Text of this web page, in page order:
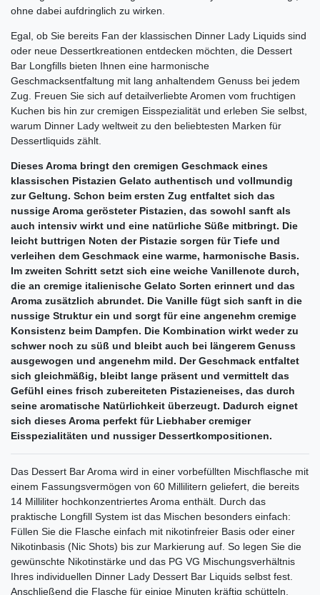
ohne dabei aufdringlich zu wirken.
Egal, ob Sie bereits Fan der klassischen Dinner Lady Liquids sind
oder neue Dessertkreationen entdecken möchten, die Dessert
Bar Longfills bieten Ihnen eine harmonische
Geschmacksentfaltung mit lang anhaltendem Genuss bei jedem
Zug. Freuen Sie sich auf detailverliebte Aromen vom fruchtigen
Kuchen bis hin zur cremigen Eisspezialität und erleben Sie selbst,
warum Dinner Lady weltweit zu den beliebtesten Marken für
Dessertliquids zählt.
Dieses Aroma bringt den cremigen Geschmack eines
klassischen Pistazien Gelato authentisch und vollmundig
zur Geltung. Schon beim ersten Zug entfaltet sich das
nussige Aroma gerösteter Pistazien, das sowohl sanft als
auch intensiv wirkt und eine natürliche Süße mitbringt. Die
leicht buttrigen Noten der Pistazie sorgen für Tiefe und
verleihen dem Geschmack eine warme, harmonische Basis.
Im zweiten Schritt setzt sich eine weiche Vanillenote durch,
die an cremige italienische Gelato Sorten erinnert und das
Aroma zusätzlich abrundet. Die Vanille fügt sich sanft in die
nussige Struktur ein und sorgt für eine angenehm cremige
Konsistenz beim Dampfen. Die Kombination wirkt weder zu
schwer noch zu süß und bleibt auch bei längerem Genuss
ausgewogen und angenehm mild. Der Geschmack entfaltet
sich gleichmäßig, bleibt lange präsent und vermittelt das
Gefühl eines frisch zubereiteten Pistazieneises, das durch
seine aromatische Natürlichkeit überzeugt. Dadurch eignet
sich dieses Aroma perfekt für Liebhaber cremiger
Eisspezialitäten und nussiger Dessertkompositionen.
Das Dessert Bar Aroma wird in einer vorbefüllten Mischflasche mit
einem Fassungsvermögen von 60 Millilitern geliefert, die bereits
14 Milliliter hochkonzentriertes Aroma enthält. Durch das
praktische Longfill System ist das Mischen besonders einfach:
Füllen Sie die Flasche einfach mit nikotinfreier Basis oder einer
Nikotinbasis (Nic Shots) bis zur Markierung auf. So legen Sie die
gewünschte Nikotinstärke und das PG VG Mischungsverhältnis
Ihres individuellen Dinner Lady Dessert Bar Liquids selbst fest.
Anschließend die Flasche für einige Minuten kräftig schütteln,